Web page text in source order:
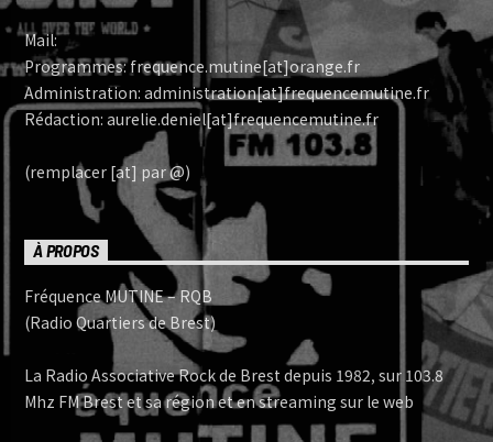
Mail:
Programmes: frequence.mutine[at]orange.fr
Administration: administration[at]frequencemutine.fr
Rédaction: aurelie.deniel[at]frequencemutine.fr
(remplacer [at] par @)
À PROPOS
Fréquence MUTINE – RQB
(Radio Quartiers de Brest)
La Radio Associative Rock de Brest depuis 1982, sur 103.8
Mhz FM Brest et sa région et en streaming sur le web